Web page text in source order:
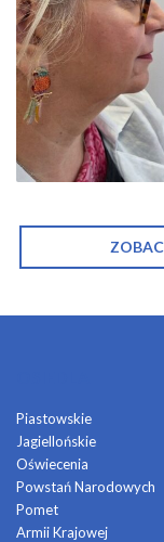
Piastowskie
Jagiellońskie
Oświecenia
Powstań Narodowych
Pomet
Armii Krajowej